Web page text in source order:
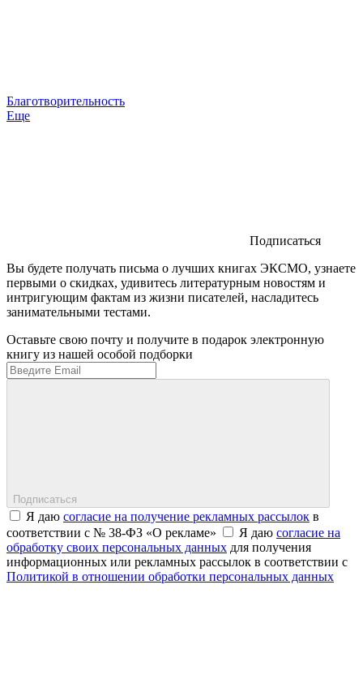
Благотворительность
Еще
Подписаться
Вы будете получать письма о лучших книгах ЭКСМО, узнаете
первыми о скидках, удивитесь литературным новостям и
интригующим фактам из жизни писателей, насладитесь
занимательными тестами.
Оставьте свою почту и получите в подарок электронную
книгу из нашей особой подборки
Подписаться
Я даю согласие на получение рекламных рассылок в
соответствии с № 38-ФЗ «О рекламе»
Я даю согласие на
обработку своих персональных данных для получения
информационных или рекламных рассылок в соответствии с
Политикой в отношении обработки персональных данных